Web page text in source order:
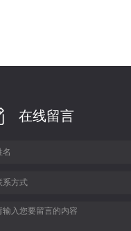
在线留言